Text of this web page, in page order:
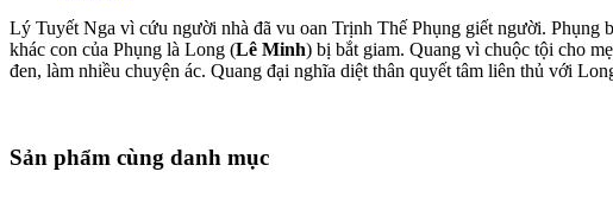
Lý Tuyết Nga vì cứu người nhà đã vu oan Trịnh Thế Phụng giết người. Phụng
khác con của Phụng là Long (Lê Minh) bị bắt giam. Quang vì chuộc tội cho
đen, làm nhiều chuyện ác. Quang đại nghĩa diệt thân quyết tâm liên thủ với
Sản phẩm cùng danh mục